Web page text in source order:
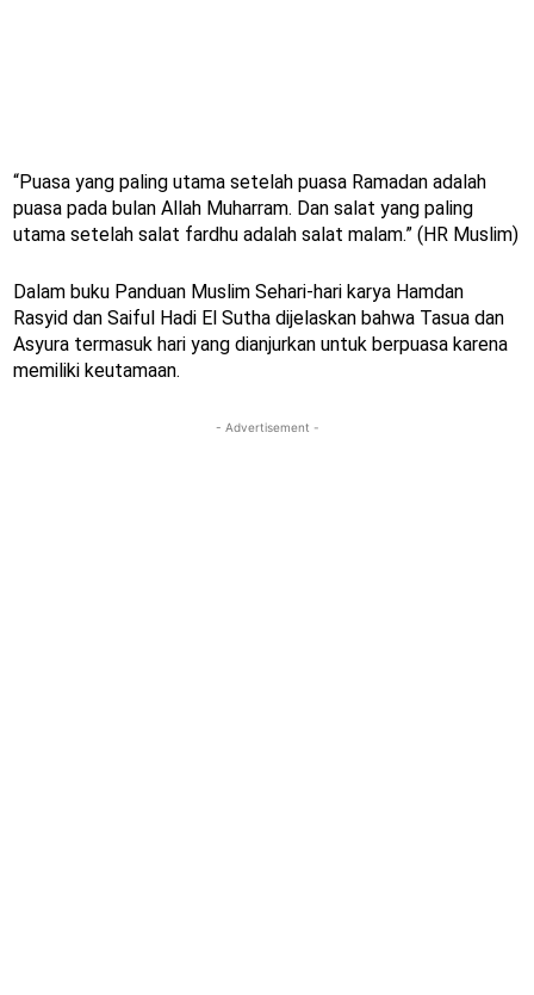
“Puasa yang paling utama setelah puasa Ramadan adalah
puasa pada bulan Allah Muharram. Dan salat yang paling
utama setelah salat fardhu adalah salat malam.” (HR Muslim)
Dalam buku Panduan Muslim Sehari-hari karya Hamdan
Rasyid dan Saiful Hadi El Sutha dijelaskan bahwa Tasua dan
Asyura termasuk hari yang dianjurkan untuk berpuasa karena
memiliki keutamaan.
- Advertisement -